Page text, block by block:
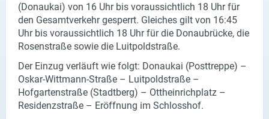
(Donaukai) von 16 Uhr bis voraussichtlich 18 Uhr für
den Gesamtverkehr gesperrt. Gleiches gilt von 16:45
Uhr bis voraussichtlich 18 Uhr für die Donaubrücke, die
Rosenstraße sowie die Luitpoldstraße.
Der Einzug verläuft wie folgt: Donaukai (Posttreppe) –
Oskar-Wittmann-Straße – Luitpoldstraße –
Hofgartenstraße (Stadtberg) – Ottheinrichplatz –
Residenzstraße – Eröffnung im Schlosshof.